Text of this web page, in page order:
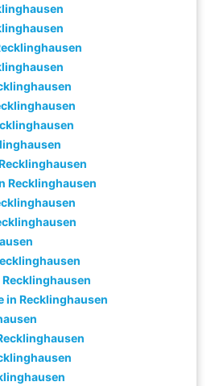
Recklinghausen
in Recklinghausen